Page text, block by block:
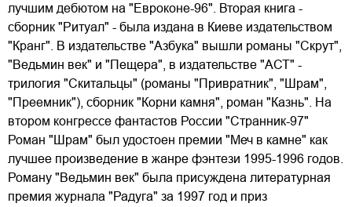
лучшим дебютом на "Евроконе-96". Вторая книга -
сборник "Ритуал" - была издана в Киеве издательством
"Кранг". В издательстве "Азбука" вышли романы "Скрут",
"Ведьмин век" и "Пещера", в издательстве "АСТ" -
трилогия "Скитальцы" (романы "Привратник", "Шрам",
"Преемник"), сборник "Корни камня", роман "Казнь". На
втором конгрессе фантастов России "Странник-97"
Роман "Шрам" был удостоен премии "Меч в камне" как
лучшее произведение в жанре фэнтези 1995-1996 годов.
Роману "Ведьмин век" была присуждена литературная
премия журнала "Радуга" за 1997 год и приз